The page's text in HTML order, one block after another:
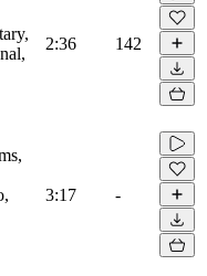
2:36 142
3:17 -